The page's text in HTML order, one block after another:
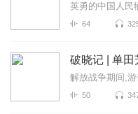
英勇的中国人民
64
破晓记 | 单田
解放战争期间,
50